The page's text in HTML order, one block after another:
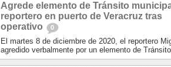
Agrede elemento de Tránsito
reportero en puerto de Veracruz tras
operativo
0
El martes 8 de diciembre de 2020, el reportero
agredido verbalmente por un elemento de